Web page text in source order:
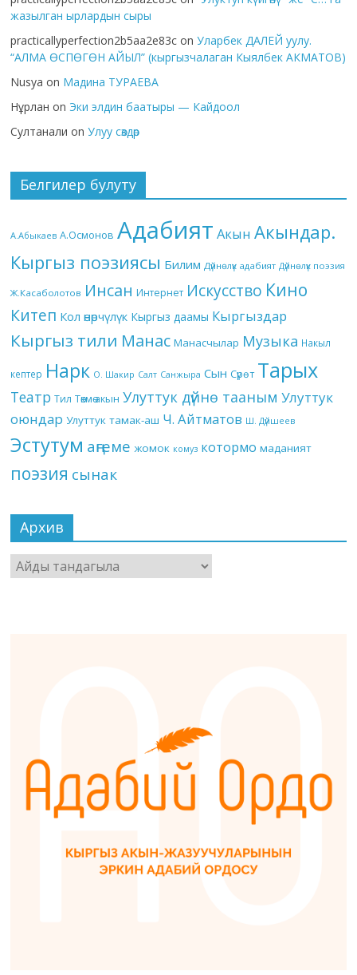
жазылган ырлардын сыры
practicallyperfection2b5aa2e83c onУларбек ДАЛЕЙ уулу.
“АЛМА ӨСПӨГӨН АЙЫЛ” (кыргызчалаган Кыялбек АКМАТОВ)
Nusya on Мадина ТУРАЕВА
Нұрлан on Эки элдин баатыры — Кайдоол
Султанали onУлуу сөздөр
Белгилер булуту
А.Абыкаев А.Осмонов Адабият Акын Акындар.
Кыргыз поэзиясы Билим Дүйнөлүк адабият Дүйнөлүк поэзия
Ж.Касаболотов Инсан Интернет Искусство Кино
Китеп Кол өнөрчүлүк Кыргыз даамы Кыргыздар
Кыргыз тили Манас Манасчылар Музыка Накыл
кептер Нарк О. Шакир Салт Санжыра Сын Сүрөт Тарых
Театр Тил Төкмө акын Улуттук дүйнө тааным Улуттук
оюндар Улуттук тамак-аш Ч. Айтматов Ш. Дүйшеев
Эстутум аңгеме жомок комуз котормо маданият
поэзия сынак
Архив
Архив